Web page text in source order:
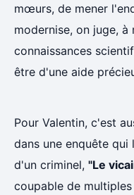
mœurs, de mener
modernise, on juge, à
connaissances
être d'une aide
Pour Valentin, c'est
dans une enquête qui
d'un criminel, "Le
coupable de